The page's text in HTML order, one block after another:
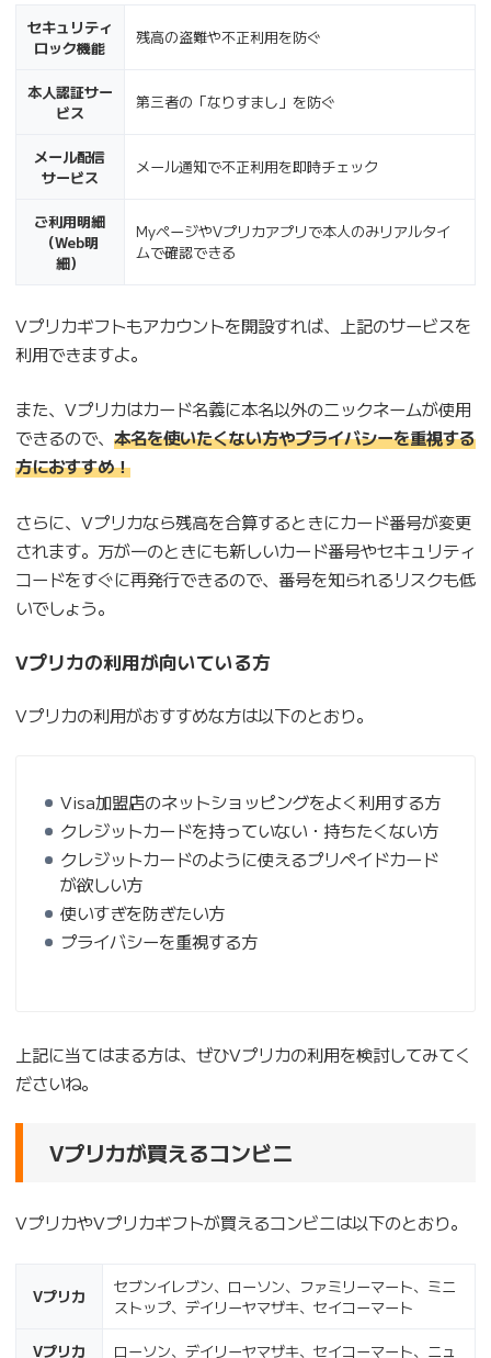
セキュリティ
ロック機能
残高の盗難や不正利用を防ぐ
本人認証サー
ビス
第三者の「なりすまし」を防ぐ
メール配信
サービス
メール通知で不正利用を即時チェック
ご利用明細
（Web明
細）
MyページやVプリカアプリで本人のみリアルタイ
ムで確認できる
Vプリカギフトもアカウントを開設すれば、上記のサービスを
利用できますよ。
また、Vプリカはカード名義に本名以外のニックネームが使用
できるので、 本名を使いたくない方やプライバシーを重視する
方におすすめ！
さらに、Vプリカなら残高を合算するときにカード番号が変更
されます。万が一のときにも新しいカード番号やセキュリティ
コードをすぐに再発行できるので、番号を知られるリスクも低
いでしょう。
Vプリカの利用が向いている方
Vプリカの利用がおすすめな方は以下のとおり。
Visa加盟店のネットショッピングをよく利用する方
クレジットカードを持っていない・持ちたくない方
クレジットカードのように使えるプリペイドカード
が欲しい方
使いすぎを防ぎたい方
プライバシーを重視する方
上記に当てはまる方は、ぜひVプリカの利用を検討してみてく
ださいね。
Vプリカが買えるコンビニ
VプリカやVプリカギフトが買えるコンビニは以下のとおり。
Vプリカ
セブンイレブン、ローソン、ファミリーマート、ミニ
ストップ、デイリーヤマザキ、セイコーマート
Vプリカ
ローソン、デイリーヤマザキ、セイコーマート、ニュ